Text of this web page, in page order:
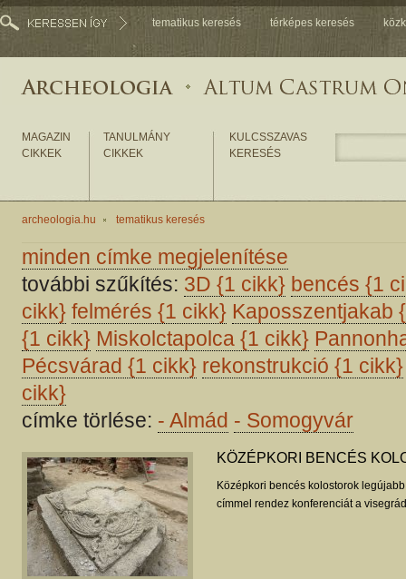
tematikus keresés térképes keresés
MAGAZIN
CIKKEK
TANULMÁNY
CIKKEK
KULCSSZAVAS
KERESÉS
archeologia.hu tematikus keresés
minden címke megjelenítése
további szűkítés: 3D {1 cikk} bencés {1
cikk} felmérés {1 cikk} Kaposszentjakab
{1 cikk} Miskolctapolca {1 cikk}
Pécsvárad {1 cikk} rekonstrukció {1 cikk}
cikk}
címke törlése: - Almád - Somogyvár
KÖZÉPKORI BENCÉS
Középkori bencés kolostorok
címmel rendez konferenciát a